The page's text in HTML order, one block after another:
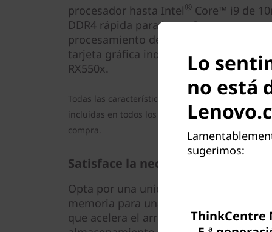
procesador hasta Intel® Core™ i9 de
DDR4 rápida para hacer frente a tus
procesamiento de datos. Aumenta la
tarjeta gráfica independiente opcional
RX550x.
Todas las características mencionadas
incluidas en todos los modelos. Revisa la
compra.
Satisface la necesidad de velocidad
Opta por una unidad de disco duro con
memoria para una experiencia de
que acelera el arranque y encuentra y
Lo
no está
sugerimos:
ThinkCentre